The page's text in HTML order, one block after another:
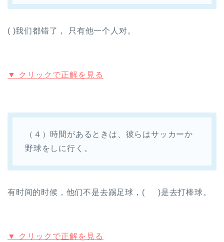
( )我们都错了， 只有他一个人对。
▼ クリックで正解を見る
（４）時間があるときは、彼らはサッカーか
野球をしに行く。
有时间的时候，他们不是去踢足球，( )是去打棒球。
▼ クリックで正解を見る